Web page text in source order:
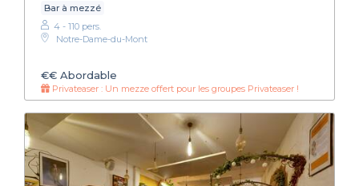
Bar à mezzé
4 - 110 pers.
Notre-Dame-du-Mont
€€ Abordable
Privateaser : Un mezze offert pour les groupes Privateaser !